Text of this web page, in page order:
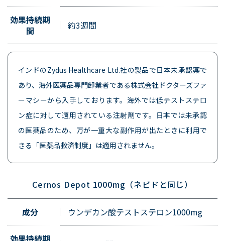
効果持続期
間
約3週間
インドのZydus Healthcare Ltd.社の製品で日本未承認薬で
あり、海外医薬品専門卸業者である株式会社ドクターズファ
ーマシーから入手しております。海外では低テストステロ
ン症に対して適用されている注射剤です。日本では未承認
の医薬品のため、万が一重大な副作用が出たときに利用で
きる「医薬品救済制度」は適用されません。
Cernos Depot 1000mg（ネビドと同じ）
成分 ウンデカン酸テストステロン1000mg